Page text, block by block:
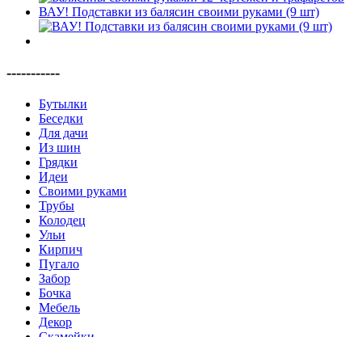
ВАУ! Подставки из балясин своими руками (9 шт)
-----------
Бутылки
Беседки
Для дачи
Из шин
Грядки
Идеи
Своими руками
Трубы
Колодец
Ульи
Кирпич
Пугало
Забор
Бочка
Мебель
Декор